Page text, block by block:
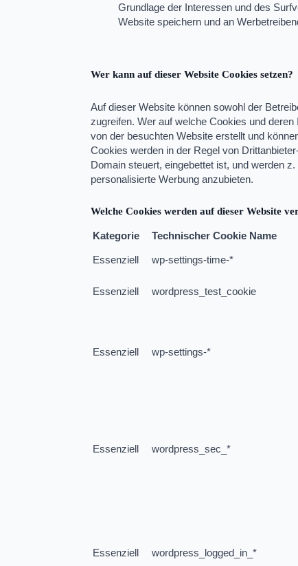
Grundlage der Interessen und des
Website speichern und an
Wer kann auf dieser Website Cookies setzen?
Auf dieser Website können sowohl der
zugreifen. Wer auf welche Cookies und
von der besuchten Website erstellt und
Cookies werden in der Regel von
Domain steuert, eingebettet ist, und werden
personalisierte Werbung anzubieten.
Welche Cookies werden auf dieser Website
Kategorie Technischer Cookie Name
Essenziell wp-settings-time-*
Essenziell wordpress_test_cookie
Essenziell wp-settings-*
Essenziell wordpress_sec_*
Essenziell wordpress_logged_in_*